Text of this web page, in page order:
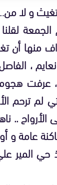
و لا
منها أن
،
عرفت
لم ترحم
الأرواح
عامة و
حي المير